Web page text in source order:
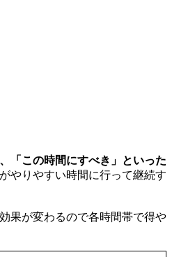
「この時間にすべき」といった
やりやすい時間に行って継続す
果が変わるので各時間帯で得や